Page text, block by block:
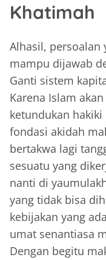
Khatimah
Alhasil, persoalan
mampu dijawab
Ganti sistem
Karena Islam
ketundukan hakiki
fondasi akidah
bertakwa lagi
sesuatu yang
nanti di
yang tidak bisa
kebijakan yang
umat senantiasa
Dengan begitu